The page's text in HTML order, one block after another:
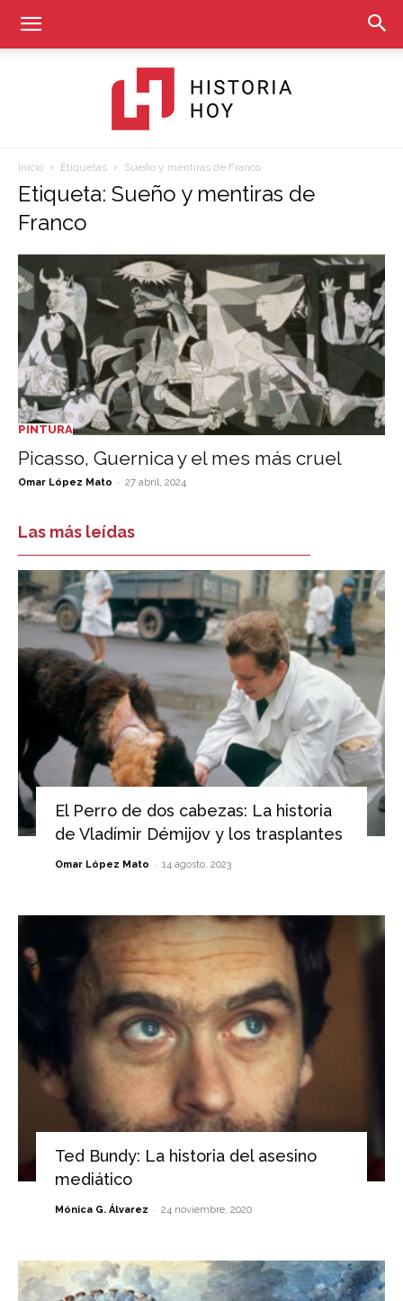
Historia
Hoy
Inicio Etiquetas Sueño y mentiras de Franco
Etiqueta: Sueño y mentiras de
Franco
PINTURA
Picasso, Guernica y el mes más cruel
Omar López Mato - 27 abril, 2024
Las más leídas
El Perro de dos cabezas: La historia
de Vladímir Démijov y los trasplantes
Omar López Mato - 14 agosto, 2023
Ted Bundy: La historia del asesino
mediático
Mónica G. Álvarez - 24 noviembre, 2020